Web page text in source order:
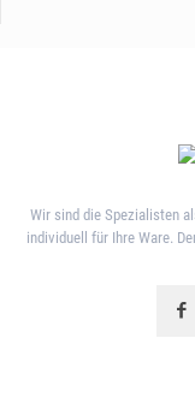
Wir sind die Spezialisten
individuell für Ihre Ware.